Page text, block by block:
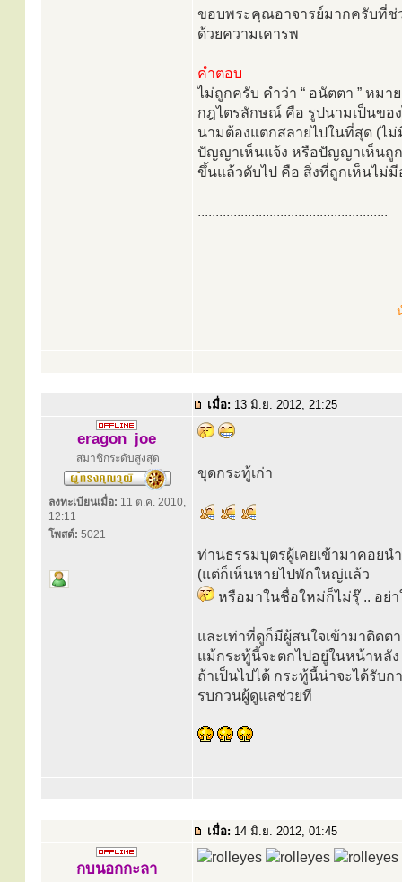
ขอบพระคุณอาจารย์มากครับที่ช่
ด้วยความเคารพ
คำตอบ
ไม่ถูกครับ คำว่า “ อนัตตา ” หม
กฎไตรลักษณ์ คือ รูปนามเป็นขอ
นามต้องแตกสลายไปในที่สุด (ไ
ปัญญาเห็นแจ้ง หรือปัญญาเห็นถูก
ขึ้นแล้วดับไป คือ สิ่งที่ถูกเห็นไม่มี
.....................................................
เมื่อ: 13 มิ.ย. 2012, 21:25
eragon_joe
สมาชิกระดับสูงสุด
ลงทะเบียนเมื่อ: 11 ต.ค. 2010,
12:11
โพสต์: 5021
ขุดกระทู้เก่า
ท่านธรรมบุตรผู้เคยเข้ามาคอยน
(แต่ก็เห็นหายไปพักใหญ่แล้ว
หรือมาในชื่อใหม่ก็ไม่รุ๊ .. อย่
และเท่าที่ดูก็มีผู้สนใจเข้ามาติดต
แม้กระทู้นี้จะตกไปอยู่ในหน้าหลัง
ถ้าเป็นไปได้ กระทู้นี้น่าจะได้รับก
รบกวนผู้ดูแลช่วยที
เมื่อ: 14 มิ.ย. 2012, 01:45
กบนอกกะลา